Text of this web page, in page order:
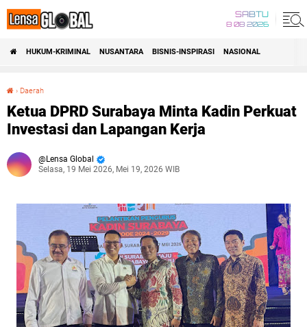
SABTU
8 08 2026
HUKUM-KRIMINAL NUSANTARA BISNIS-INSPIRASI NASIONAL
› Daerah
Ketua DPRD Surabaya Minta Kadin Perkuat
Investasi dan Lapangan Kerja
Lensa Global
Selasa, 19 Mei 2026, Mei 19, 2026 WIB